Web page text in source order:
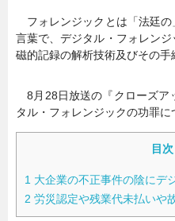
フォレンジックとは「法廷の
言葉で、デジタル・フォレン
磁的記録の解析技術及びその手
8月28日放送の『クローズア
タル・フォレンジックの功罪に
目次
1 大企業の不正事件の陰にデ
2 労災認定や残業代未払いや